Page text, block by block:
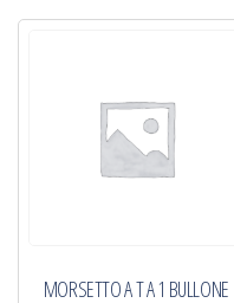
MORSETTO A T A 1 BULLONE